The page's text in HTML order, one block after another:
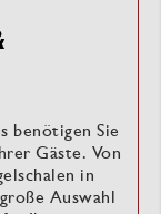
benötigen Sie
Gäste. Von
in
Auswahl